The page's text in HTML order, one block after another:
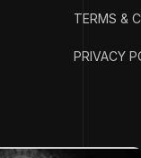
TERMS &
PRIVACY